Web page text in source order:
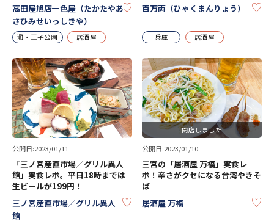
高田屋旭店一色屋（たかたやあ
さひみせいっしきや）
KEEP
灘・王子公園 居酒屋
百万両（ひゃくまんりょう）
兵庫 居酒屋
公開日:2023/01/11
「三ノ宮産直市場／グリル異人
館」実食レポ。平日18時までは
生ビールが199円！
三ノ宮産直市場／グリル異人
館
KEEP
閉店しました
公開日:2023/01/10
三宮の「居酒屋 万福」実食レ
ポ！辛さがクセになる台湾やきそ
ば
居酒屋 万福